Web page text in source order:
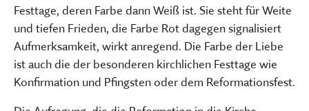
Festtage, deren Farbe dann Weiß ist. Sie steht für Weite
und tiefen Frieden, die Farbe Rot dagegen signalisiert
Aufmerksamkeit, wirkt anregend. Die Farbe der Liebe
ist auch die der besonderen kirchlichen Festtage wie
Konfirmation und Pfingsten oder dem Reformationsfest.